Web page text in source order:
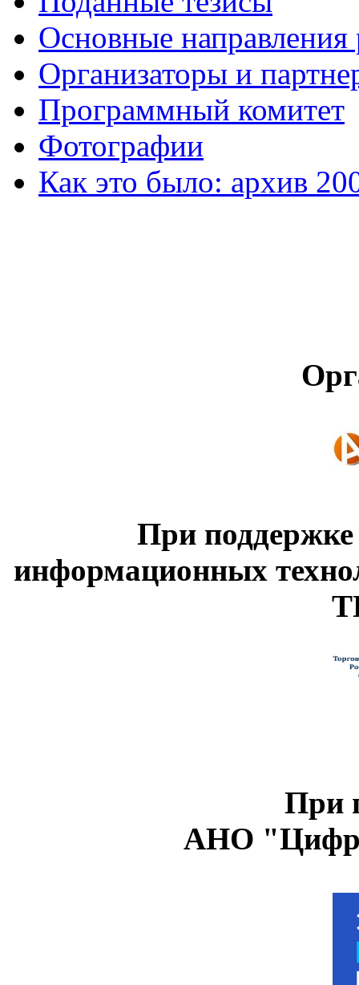
Основные направления
Организаторы и
Программный комитет
Фотографии
Как это было: архив
При
информационных
При
АНО